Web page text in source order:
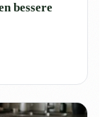
bessere